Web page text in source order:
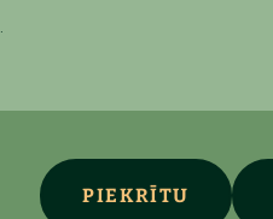
PIEKRĪTU